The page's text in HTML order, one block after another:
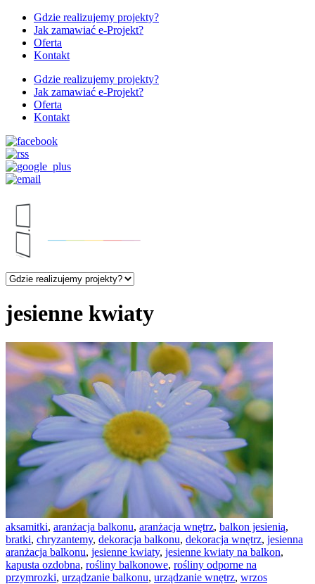
Gdzie realizujemy projekty?
Jak zamawiać e-Projekt?
Oferta
Kontakt
Gdzie realizujemy projekty?
Jak zamawiać e-Projekt?
Oferta
Kontakt
jesienne kwiaty
aksamitki, aranżacja balkonu, aranżacja wnętrz, balkon jesienią,
bratki, chryzantemy, dekoracja balkonu, dekoracja wnętrz, jesienna
aranżacja balkonu, jesienne kwiaty, jesienne kwiaty na balkon,
kapusta ozdobna, rośliny balkonowe, rośliny odporne na
przymrozki, urządzanie balkonu, urządzanie wnętrz, wrzos